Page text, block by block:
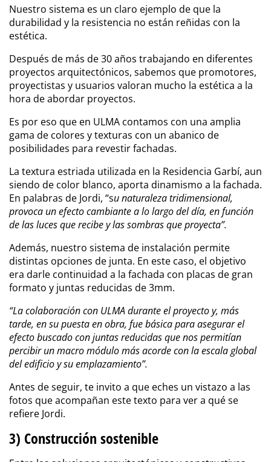
Nuestro sistema es un claro ejemplo de que la
durabilidad y la resistencia no están reñidas con la
estética.
Después de más de 30 años trabajando en diferentes
proyectos arquitectónicos, sabemos que promotores,
proyectistas y usuarios valoran mucho la estética a la
hora de abordar proyectos.
Es por eso que en ULMA contamos con una amplia
gama de colores y texturas con un abanico de
posibilidades para revestir fachadas.
La textura estriada utilizada en la Residencia Garbí, aun
siendo de color blanco, aporta dinamismo a la fachada.
En palabras de Jordi, “su naturaleza tridimensional,
provoca un efecto cambiante a lo largo del día, en función
de las luces que recibe y las sombras que proyecta”.
Además, nuestro sistema de instalación permite
distintas opciones de junta. En este caso, el objetivo
era darle continuidad a la fachada con placas de gran
formato y juntas reducidas de 3mm.
“La colaboración con ULMA durante el proyecto y, más
tarde, en su puesta en obra, fue básica para asegurar el
efecto buscado con juntas reducidas que nos permitían
percibir un macro módulo más acorde con la escala global
del edificio y su emplazamiento”.
Antes de seguir, te invito a que eches un vistazo a las
fotos que acompañan este texto para ver a qué se
refiere Jordi.
3) Construcción sostenible